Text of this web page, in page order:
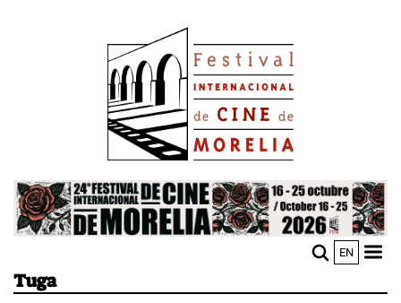
Image
EN
menu
Tuga